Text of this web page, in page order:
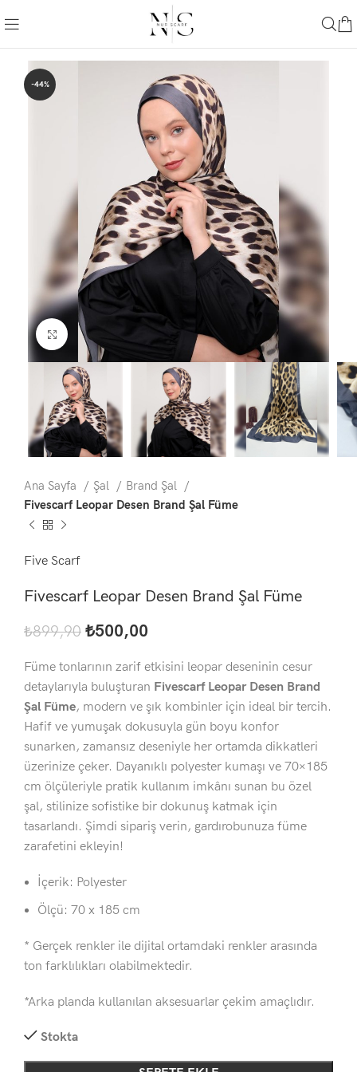
-44%
Büyütmek için tıklayın
Ana Sayfa Şal
Brand Şal
Fivescarf Leopar Desen Brand Şal Füme
Five Scarf
Fivescarf Leopar Desen Brand Şal Füme
₺899,90 ₺500,00
Füme tonlarının zarif etkisini leopar deseninin cesur
detaylarıyla buluşturan Fivescarf Leopar Desen Brand
Şal Füme, modern ve şık kombinler için ideal bir tercih.
Hafif ve yumuşak dokusuyla gün boyu konfor
sunarken, zamansız deseniyle her ortamda dikkatleri
üzerinize çeker. Dayanıklı polyester kumaşı ve 70×185
cm ölçüleriyle pratik kullanım imkânı sunan bu özel
şal, stilinize sofistike bir dokunuş katmak için
tasarlandı. Şimdi sipariş verin, gardırobunuza füme
zarafetini ekleyin!
İçerik: Polyester
Ölçü: 70 x 185 cm
* Gerçek renkler ile dijital ortamdaki renkler arasında
ton farklılıkları olabilmektedir.
*Arka planda kullanılan aksesuarlar çekim amaçlıdır.
Stokta